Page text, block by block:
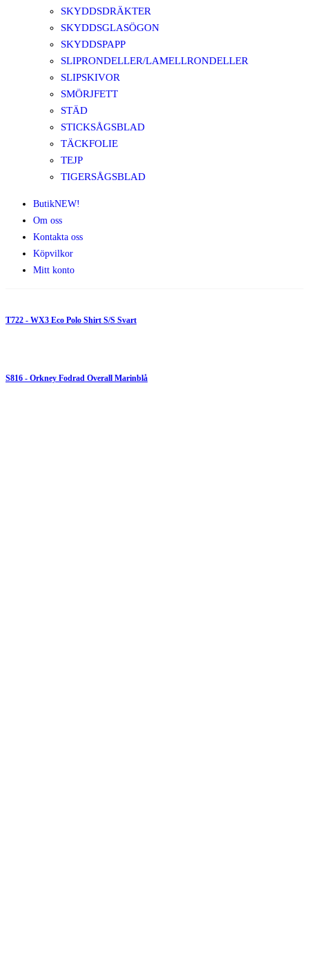
SKYDDSDRÄKTER
SKYDDSGLASÖGON
SKYDDSPAPP
SLIPRONDELLER/LAMELLRONDELLER
SLIPSKIVOR
SMÖRJFETT
STÄD
STICKSÅGSBLAD
TÄCKFOLIE
TEJP
TIGERSÅGSBLAD
ButikNEW!
Om oss
Kontakta oss
Köpvilkor
Mitt konto
T722 - WX3 Eco Polo Shirt S/S Svart
S816 - Orkney Fodrad Overall Marinblå